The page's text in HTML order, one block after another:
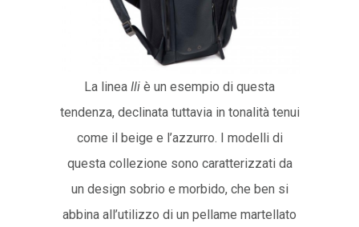
La linea Ili è un esempio di questa
tendenza, declinata tuttavia in tonalità tenui
come il beige e l’azzurro. I modelli di
questa collezione sono caratterizzati da
un design sobrio e morbido, che ben si
abbina all’utilizzo di un pellame martellato